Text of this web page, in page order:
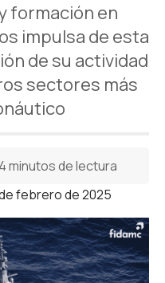
formación en
impulsa de esta
de su actividad
sectores más
febrero de 2025
4 minutos de lectura